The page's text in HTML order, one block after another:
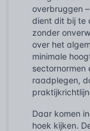
overbruggen
dient dit bij te
zonder
over het
minimale
sectornormen
raadplegen,
Daar komen
hoek kijken.